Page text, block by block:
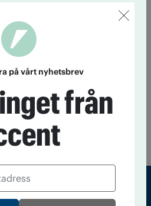
Den tidiga godtemplarorden var
visa film och inom egen
"Vi träffas och trivs" handlar
intresserad av godtemplarorden
är delvis inspelad på Tollare
på vårt nyhetsbrev
från